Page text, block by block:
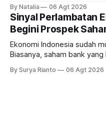
masih menarik dilirik?
By Natalia 06 Agt 2026
Sinyal Perlambatan
Begini Prospek
Ekonomi Indonesia sudah
Biasanya, saham bank
bank ke depannya?
By Surya Rianto 06 Agt 2026